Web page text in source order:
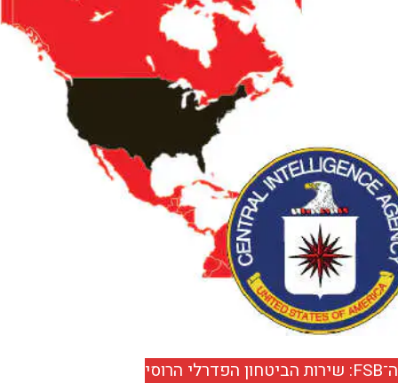
ה־FSB: שירות הביטחון הפדרלי הרוסי